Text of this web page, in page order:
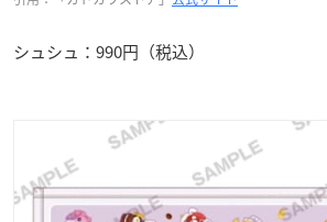
シュシュ：990円（税込）